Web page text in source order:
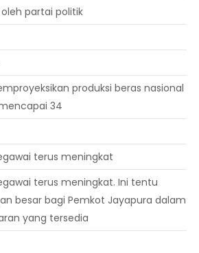
partai politik
produksi beras nasional
34
terus meningkat
terus meningkat. Ini tentu
besar bagi Pemkot Jayapura dalam
yang tersedia